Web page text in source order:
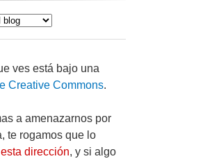
ves está bajo una
Creative Commons.
a amenazarnos por
te rogamos que lo
esta dirección, y si algo